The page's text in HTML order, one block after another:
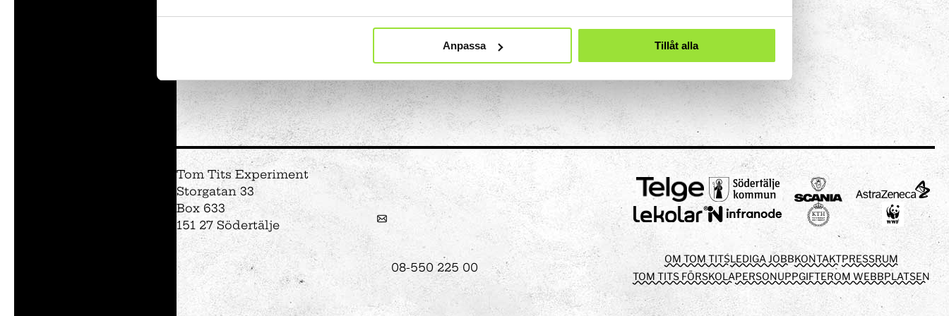
Anpassa Tillåt alla
Utställningar
Såpbubbelshow
Experiment
Experimentparken
Mattemagiskt
Optikul!
Ljusinstallationen Stella
Intresseanmälan
Tom Tits Experiment
Storgatan 33
Box 633
151 27 Södertälje
08-550 225 00
OM TOM TITSLEDIGA JOBBKONTAKTPRESSRUM
TOM TITS FÖRSKOLAPERSONUPPGIFTEROM WEBBPLATSEN